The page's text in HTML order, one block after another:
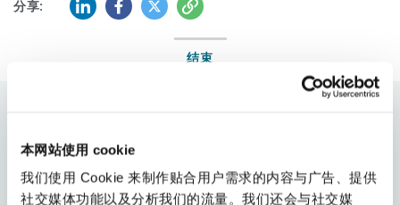
本网站使用 cookie
我们使用 Cookie 来制作贴合用户需求的内容与广告、提供
社交媒体功能以及分析我们的流量。我们还会与社交媒
分享:
结束